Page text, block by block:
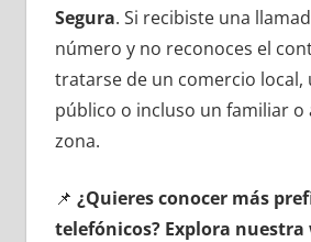
Segura. Si recibiste una
número у no reconoces el
tratarse dе un comercio local,
público ο incluso un familiar ο
zona.
📌 ¿Quieres conocer mа́s
telefónicos? Explora nuestra